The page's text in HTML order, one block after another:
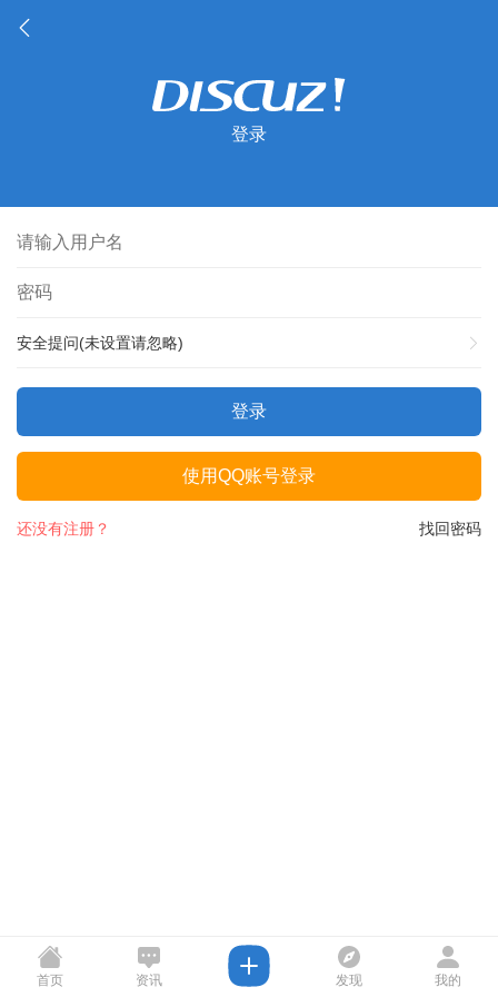
登录
安全提问(未设置请忽略)
登录
使用QQ账号登录
找回密码
还没有注册？
首页 资讯 发现 我的